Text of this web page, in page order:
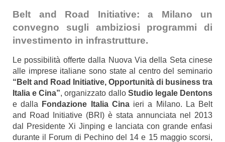
Belt and Road Initiative: a Milano un
convegno sugli ambiziosi programmi di
investimento in infrastrutture.
Le possibilità offerte dalla Nuova Via della Seta cinese
alle imprese italiane sono state al centro del seminario
“Belt and Road Initiative, Opportunità di business tra
Italia e Cina”, organizzato dallo Studio legale Dentons
e dalla
Fondazione Italia Cina ieri a Milano. La Belt
and Road Initiative (BRI) è stata annunciata nel 2013
dal Presidente Xi Jinping e lanciata con grande enfasi
durante il Forum di Pechino del 14 e 15 maggio scorsi,